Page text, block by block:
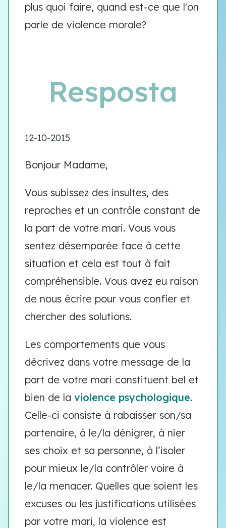
plus quoi faire, quand est-ce que l'on
parle de violence morale?
Resposta
12-10-2015
Bonjour Madame,
Vous subissez des insultes, des
reproches et un contrôle constant de
la part de votre mari. Vous vous
sentez désemparée face à cette
situation et cela est tout à fait
compréhensible. Vous avez eu raison
de nous écrire pour vous confier et
chercher des solutions.
Les comportements que vous
décrivez dans votre message de la
part de votre mari constituent bel et
bien de la violence psychologique.
Celle-ci consiste à rabaisser son/sa
partenaire, à le/la dénigrer, à nier
ses choix et sa personne, à l’isoler
pour mieux le/la contrôler voire à
le/la menacer. Quelles que soient les
excuses ou les justifications utilisées
par votre mari, la violence est